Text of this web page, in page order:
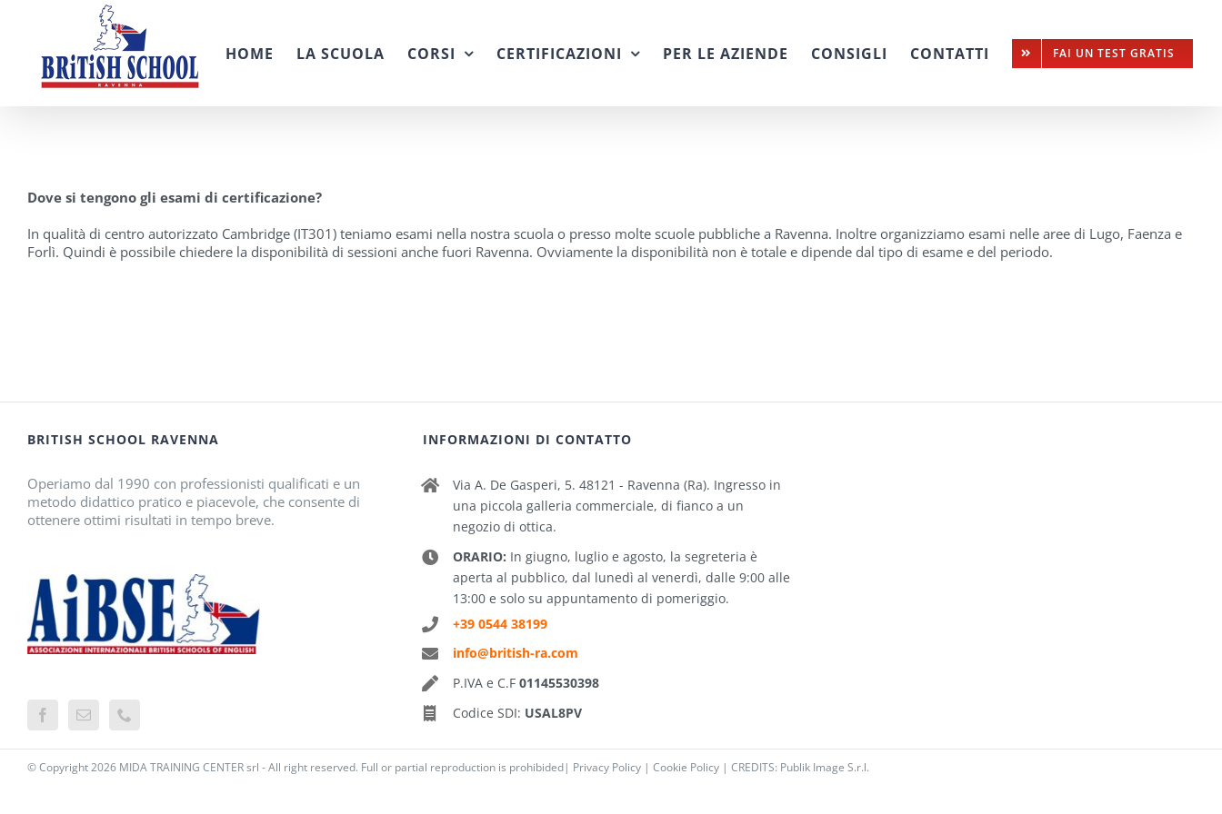
HOME LA SCUOLA CORSI CERTIFICAZIONI PER LE AZIENDE CONSIGLI CONTATTI FAI UN TEST GRATIS
Dove si tengono gli esami di certificazione?
In qualità di centro autorizzato Cambridge (IT301) teniamo esami nella nostra scuola o presso molte scuole pubbliche a Ravenna. Inoltre organizziamo esami nelle aree di Lugo, Faenza e
Forlì. Quindi è possibile chiedere la disponibilità di sessioni anche fuori Ravenna. Ovviamente la disponibilità non è totale e dipende dal tipo di esame e del periodo.
BRITISH SCHOOL RAVENNA
Operiamo dal 1990 con professionisti qualificati e un
metodo didattico pratico e piacevole, che consente di
ottenere ottimi risultati in tempo breve.
INFORMAZIONI DI CONTATTO
Via A. De Gasperi, 5. 48121 - Ravenna (Ra). Ingresso in
una piccola galleria commerciale, di fianco a un
negozio di ottica.
ORARIO: In giugno, luglio e agosto, la segreteria è
aperta al pubblico, dal lunedì al venerdì, dalle 9:00 alle
13:00 e solo su appuntamento di pomeriggio.
+39 0544 38199
info@british-ra.com
P.IVA e C.F01145530398
Codice SDI: USAL8PV
© Copyright2026 MIDA TRAINING CENTER srl - All right reserved. Full or partial reproduction is prohibided| Privacy Policy | Cookie Policy | CREDITS: Publik Image S.r.l.